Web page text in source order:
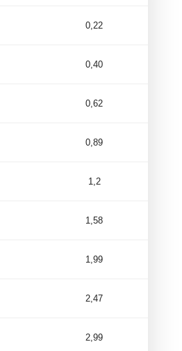
0,22
0,40
0,62
0,89
1,2
1,58
1,99
2,47
2,99